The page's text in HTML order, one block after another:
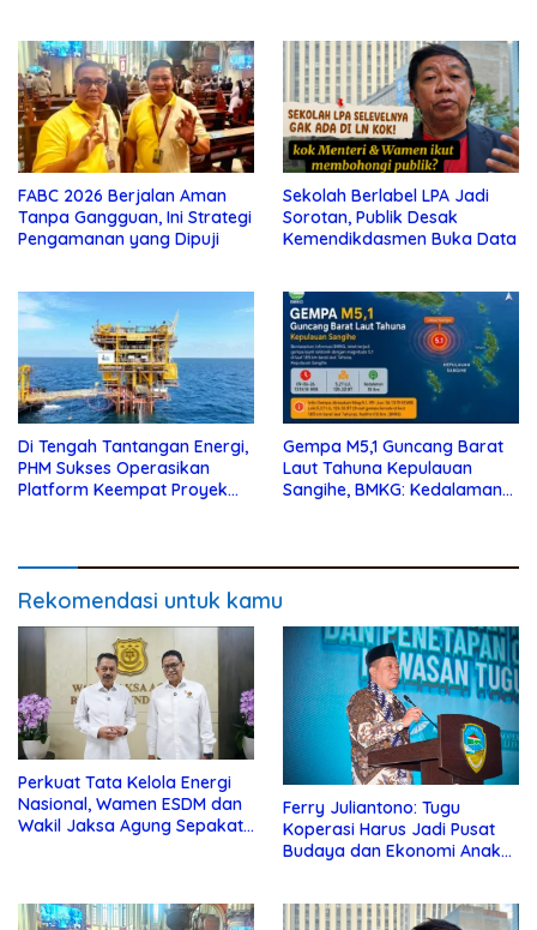
FABC 2026 Berjalan Aman
Tanpa Gangguan, Ini Strategi
Pengamanan yang Dipuji
Sekolah Berlabel LPA Jadi
Sorotan, Publik Desak
Kemendikdasmen Buka Data
Di Tengah Tantangan Energi,
PHM Sukses Operasikan
Platform Keempat Proyek
Gempa M5,1 Guncang Barat
Laut Tahuna Kepulauan
Sangihe, BMKG: Kedalaman
Rekomendasi untuk kamu
Perkuat Tata Kelola Energi
Nasional, Wamen ESDM dan
Wakil Jaksa Agung Sepakat
Ferry Juliantono: Tugu
Koperasi Harus Jadi Pusat
Budaya dan Ekonomi Anak